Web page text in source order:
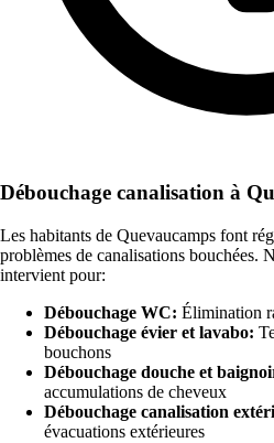
Débouchage canalisation à
Les habitants de Quevaucamps font
problèmes de canalisations bouchées.
intervient pour:
Débouchage WC: Élimination
Débouchage évier et lavabo:
bouchons
Débouchage douche et
accumulations de cheveux
Débouchage canalisation
évacuations extérieures